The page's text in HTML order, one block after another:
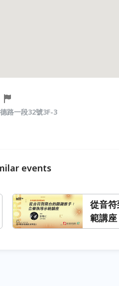
路一段32號3F-3
events
從音
範講座